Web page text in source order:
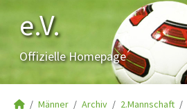
e.V.
Offizielle Homepage
Männer Archiv 2.Mannschaft